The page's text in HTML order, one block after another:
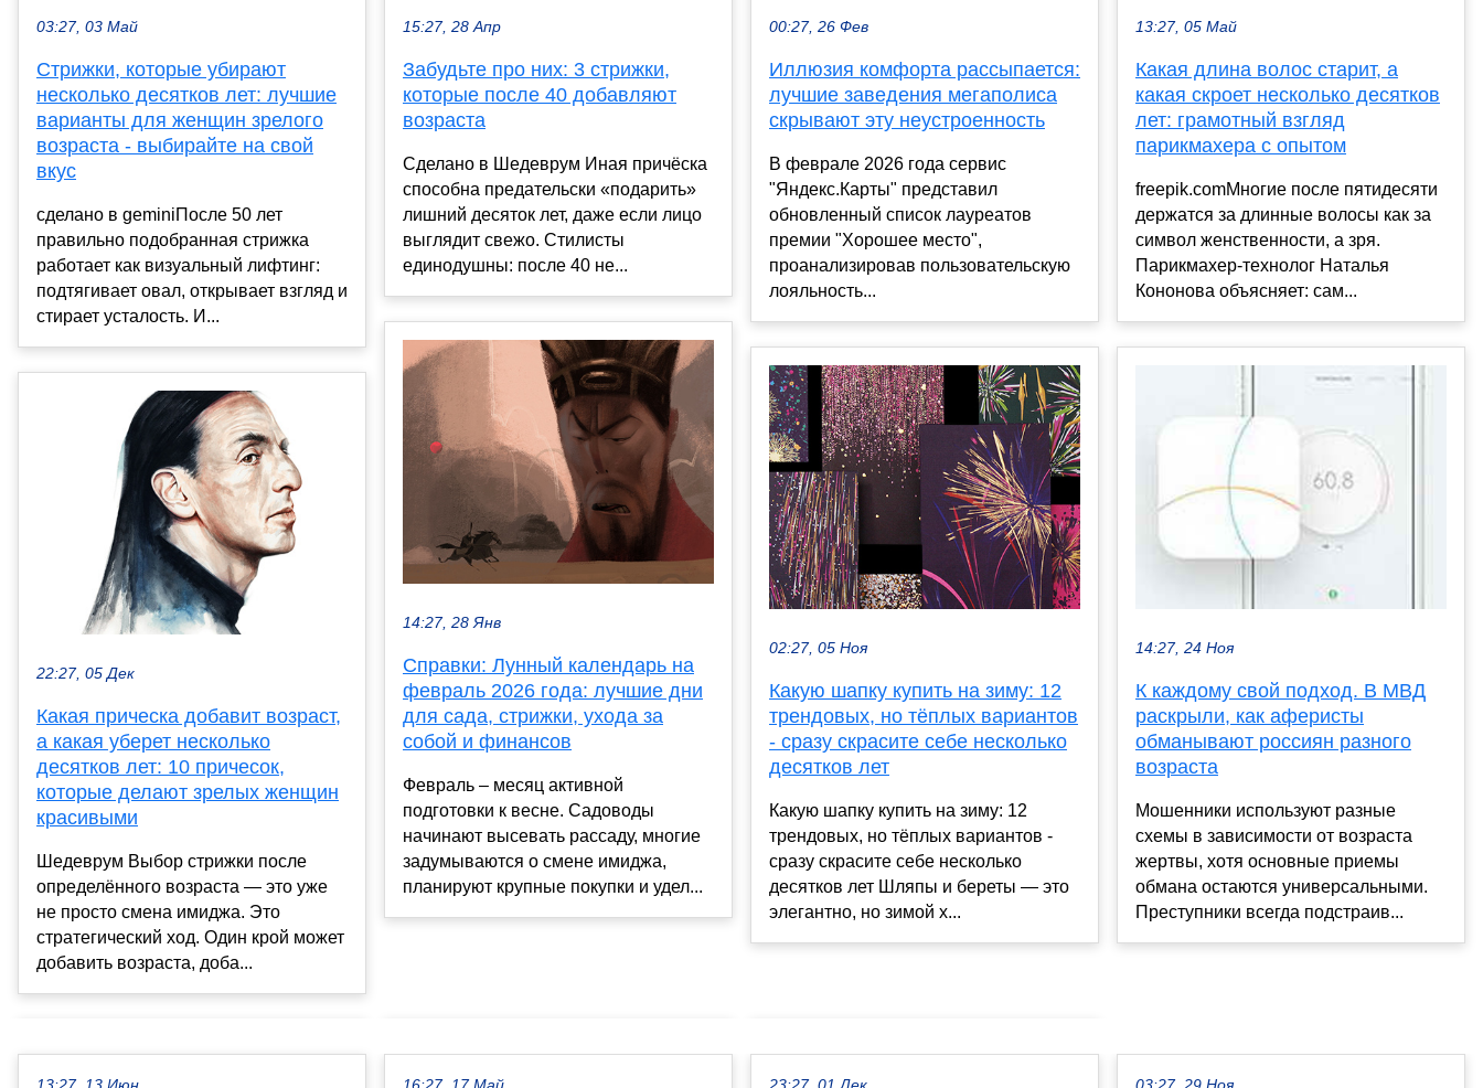
03:27, 03 Май
Стрижки, которые убирают
несколько десятков лет: лучшие
варианты для женщин зрелого
возраста - выбирайте на свой
вкус
сделано в geminiПосле 50 лет
правильно подобранная стрижка
работает как визуальный лифтинг:
подтягивает овал, открывает взгляд и
стирает усталость. И...
22:27, 05 Дек
Какая прическа добавит возраст,
а какая уберет несколько
десятков лет: 10 причесок,
которые делают зрелых женщин
красивыми
Шедеврум Выбор стрижки после
определённого возраста — это уже
не просто смена имиджа. Это
стратегический ход. Один крой может
добавить возраста, доба...
15:27, 28 Апр
Забудьте про них: 3 стрижки,
которые после 40 добавляют
возраста
Сделано в Шедеврум Иная причёска
способна предательски «подарить»
лишний десяток лет, даже если лицо
выглядит свежо. Стилисты
единодушны: после 40 не...
14:27, 28 Янв
Справки: Лунный календарь на
февраль 2026 года: лучшие дни
для сада, стрижки, ухода за
собой и финансов
Февраль – месяц активной
подготовки к весне. Садоводы
начинают высевать рассаду, многие
задумываются о смене имиджа,
планируют крупные покупки и удел...
00:27, 26 Фев
Иллюзия комфорта рассыпается:
лучшие заведения мегаполиса
скрывают эту неустроенность
В феврале 2026 года сервис
"Яндекс.Карты" представил
обновленный список лауреатов
премии "Хорошее место",
проанализировав пользовательскую
лояльность...
02:27, 05 Ноя
Какую шапку купить на зиму: 12
трендовых, но тёплых вариантов
- сразу скрасите себе несколько
десятков лет
Какую шапку купить на зиму: 12
трендовых, но тёплых вариантов -
сразу скрасите себе несколько
десятков лет Шляпы и береты — это
элегантно, но зимой х...
13:27, 05 Май
Какая длина волос старит, а
какая скроет несколько десятков
лет: грамотный взгляд
парикмахера с опытом
freepik.comМногие после пятидесяти
держатся за длинные волосы как за
символ женственности, а зря.
Парикмахер-технолог Наталья
Кононова объясняет: сам...
14:27, 24 Ноя
К каждому свой подход. В МВД
раскрыли, как аферисты
обманывают россиян разного
возраста
Мошенники используют разные
схемы в зависимости от возраста
жертвы, хотя основные приемы
обмана остаются универсальными.
Преступники всегда подстраив...